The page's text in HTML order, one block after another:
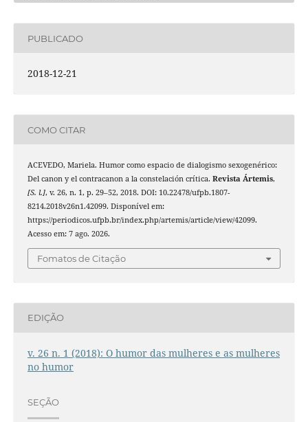
PUBLICADO
2018-12-21
COMO CITAR
ACEVEDO, Mariela. Humor como espacio de dialogismo sexogenérico:
Del canon y el contracanon a la constelación crítica. Revista Ártemis,
[S. l.], v. 26, n. 1, p. 29–52, 2018. DOI: 10.22478/ufpb.1807-
8214.2018v26n1.42099. Disponível em:
https://periodicos.ufpb.br/index.php/artemis/article/view/42099.
Acesso em: 7 ago. 2026.
Fomatos de Citação
EDIÇÃO
v. 26 n. 1 (2018): O humor das mulheres e as mulheres
no humor
SEÇÃO